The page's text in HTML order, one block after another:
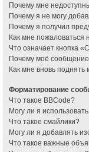
Почему мне
Почему я не могу
Почему я получил
Как мне
Что означает кнопка
Почему моё
Как мне вновь поднять
Форматирование
Что такое BBCode?
Могу ли я
Что такое смайлики?
Могу ли я добавлять
Что такое важные